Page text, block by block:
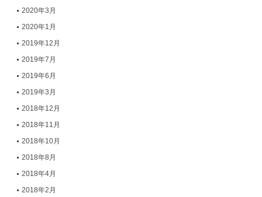
2020年3月
2020年1月
2019年12月
2019年7月
2019年6月
2019年3月
2018年12月
2018年11月
2018年10月
2018年8月
2018年4月
2018年2月